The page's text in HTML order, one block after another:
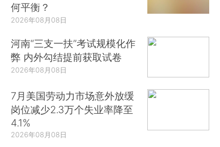
何平衡？
2026年08月08日
河南“三支一扶”考试规模化作
弊 内外勾结提前获取试卷
2026年08月08日
7月美国劳动力市场意外放缓
岗位减少2.3万个失业率降至
4.1%
2026年08月08日